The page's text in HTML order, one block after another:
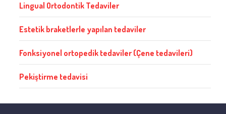
Lingual Ortodontik Tedaviler
Estetik braketlerle yapılan tedaviler
Fonksiyonel ortopedik tedaviler (Çene tedavileri)
Pekiştirme tedavisi